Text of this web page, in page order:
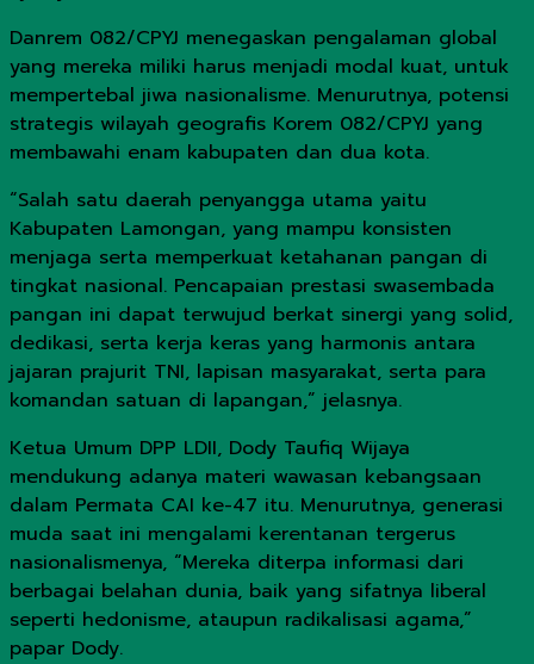
Danrem 082/CPYJ menegaskan pengalaman global
yang mereka miliki harus menjadi modal kuat, untuk
mempertebal jiwa nasionalisme. Menurutnya, potensi
strategis wilayah geografis Korem 082/CPYJ yang
membawahi enam kabupaten dan dua kota.
“Salah satu daerah penyangga utama yaitu
Kabupaten Lamongan, yang mampu konsisten
menjaga serta memperkuat ketahanan pangan di
tingkat nasional. Pencapaian prestasi swasembada
pangan ini dapat terwujud berkat sinergi yang solid,
dedikasi, serta kerja keras yang harmonis antara
jajaran prajurit TNI, lapisan masyarakat, serta para
komandan satuan di lapangan,” jelasnya.
Ketua Umum DPP LDII, Dody Taufiq Wijaya
mendukung adanya materi wawasan kebangsaan
dalam Permata CAI ke-47 itu. Menurutnya, generasi
muda saat ini mengalami kerentanan tergerus
nasionalismenya, “Mereka diterpa informasi dari
berbagai belahan dunia, baik yang sifatnya liberal
seperti hedonisme, ataupun radikalisasi agama,”
papar Dody.